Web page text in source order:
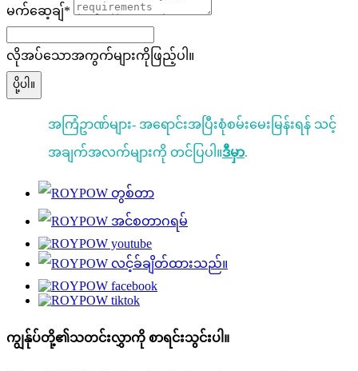
မက်ဆေ့ချ်*
လိုအပ်သောအကွက်များကိုဖြည့်ပါ။
ပို့ပါ။
အကြံဥာဏ်များ- အရောင်းအပြီးစုံစမ်းမေးမြန်းရန် သင့်
အချက်အလက်များကို တင်ပြပါ။ဒီမှာ.
ကျွန်ုပ်တို့၏သတင်းလွှာကို စာရင်းသွင်းပါ။